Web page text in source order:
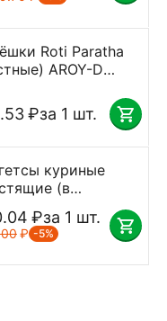
Баффало
Roti Paratha
AROY-D
г
₽за 1 шт.
куриные
(в
Серволюкс
₽за 1 шт.
₽ -5%